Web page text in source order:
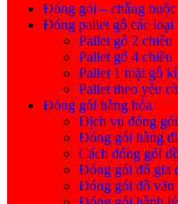
Đóng gói – chằng buộc
Đóng pallet gỗ các loại
Pallet gỗ 2 chiều
Pallet gỗ 4 chiều
Pallet 1 mặt gỗ
Pallet theo yêu
Đóng gói hàng hóa
Dịch vụ đóng
Đóng gói hàng
Cách đóng gói
Đóng gói đồ gia
Đóng gói đồ